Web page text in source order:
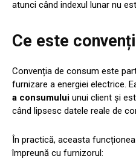
atunci când indexul lunar nu
Ce este
Convenția de consum este
furnizare a energiei electrice.
a consumului unui client și
când lipsesc datele reale de
În practică, aceasta
împreună cu furnizorul: